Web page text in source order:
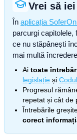
Vrei să
În aplicația
parcurgi capitolele,
ce nu stăpânești
mai multă
Ai toate
legislație și
Progresul
repetat și cât de
Întrebările
corect